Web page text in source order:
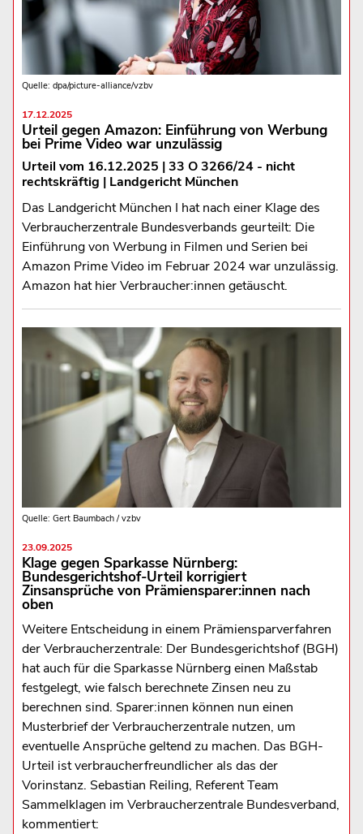
Quelle: dpa/picture-alliance/vzbv
17.12.2025
Urteil gegen Amazon: Einführung von Werbung
bei Prime Video war unzulässig
Urteil vom 16.12.2025 | 33 O 3266/24 - nicht
rechtskräftig | Landgericht München
Das Landgericht München I hat nach einer Klage des
Verbraucherzentrale Bundesverbands geurteilt: Die
Einführung von Werbung in Filmen und Serien bei
Amazon Prime Video im Februar 2024 war unzulässig.
Amazon hat hier Verbraucher:innen getäuscht.
Quelle: Gert Baumbach / vzbv
23.09.2025
Klage gegen Sparkasse Nürnberg:
Bundesgerichtshof-Urteil korrigiert
Zinsansprüche von Prämiensparer:innen nach
oben
Weitere Entscheidung in einem Prämiensparverfahren
der Verbraucherzentrale: Der Bundesgerichtshof (BGH)
hat auch für die Sparkasse Nürnberg einen Maßstab
festgelegt, wie falsch berechnete Zinsen neu zu
berechnen sind. Sparer:innen können nun einen
Musterbrief der Verbraucherzentrale nutzen, um
eventuelle Ansprüche geltend zu machen. Das BGH-
Urteil ist verbraucherfreundlicher als das der
Vorinstanz. Sebastian Reiling, Referent Team
Sammelklagen im Verbraucherzentrale Bundesverband,
kommentiert: